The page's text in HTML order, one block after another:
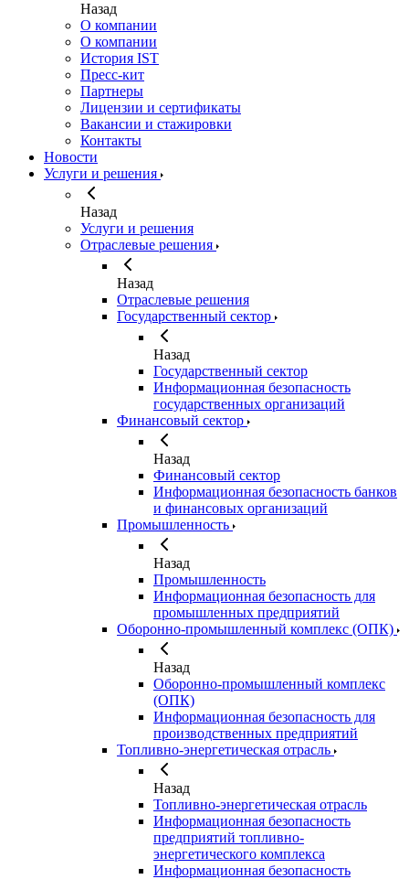
Назад
О компании
О компании
История IST
Пресс-кит
Партнеры
Лицензии и сертификаты
Вакансии и стажировки
Контакты
Новости
Услуги и решения
Назад
Услуги и решения
Отраслевые решения
Назад
Отраслевые решения
Государственный сектор
Назад
Государственный сектор
Информационная безопасность
государственных организаций
Финансовый сектор
Назад
Финансовый сектор
Информационная безопасность банков
и финансовых организаций
Промышленность
Назад
Промышленность
Информационная безопасность для
промышленных предприятий
Оборонно-промышленный комплекс (ОПК)
Назад
Оборонно-промышленный комплекс
(ОПК)
Информационная безопасность для
производственных предприятий
Топливно-энергетическая отрасль
Назад
Топливно-энергетическая отрасль
Информационная безопасность
предприятий топливно-
энергетического комплекса
Информационная безопасность